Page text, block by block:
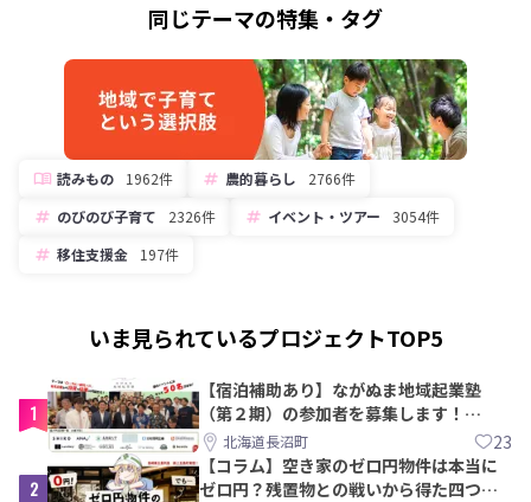
同じテーマの特集・タグ
読みもの 1962件 農的暮らし
2766件
のびのび子育て
2326件 イベント・ツアー
3054件
移住支援金
197件
いま見られているプロジェクトTOP5
1
【宿泊補助あり】ながぬま地域起業塾
（第２期）の参加者を募集します！
【8/21〆】
北海道長沼町 23
2
【コラム】空き家のゼロ円物件は本当に
ゼロ円？残置物との戦いから得た四つの